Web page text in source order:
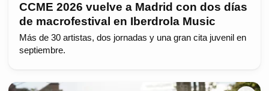
CCME 2026 vuelve a Madrid con dos días
de macrofestival en Iberdrola Music
Más de 30 artistas, dos jornadas y una gran cita juvenil en
septiembre.